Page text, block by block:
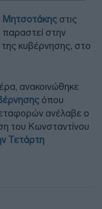
Μητσοτάκης στις
στην
κυβέρνησης, στο
ανακοινώθηκε
όπου
ανέλαβε ο
του Κωνσταντίνου
Τετάρτη